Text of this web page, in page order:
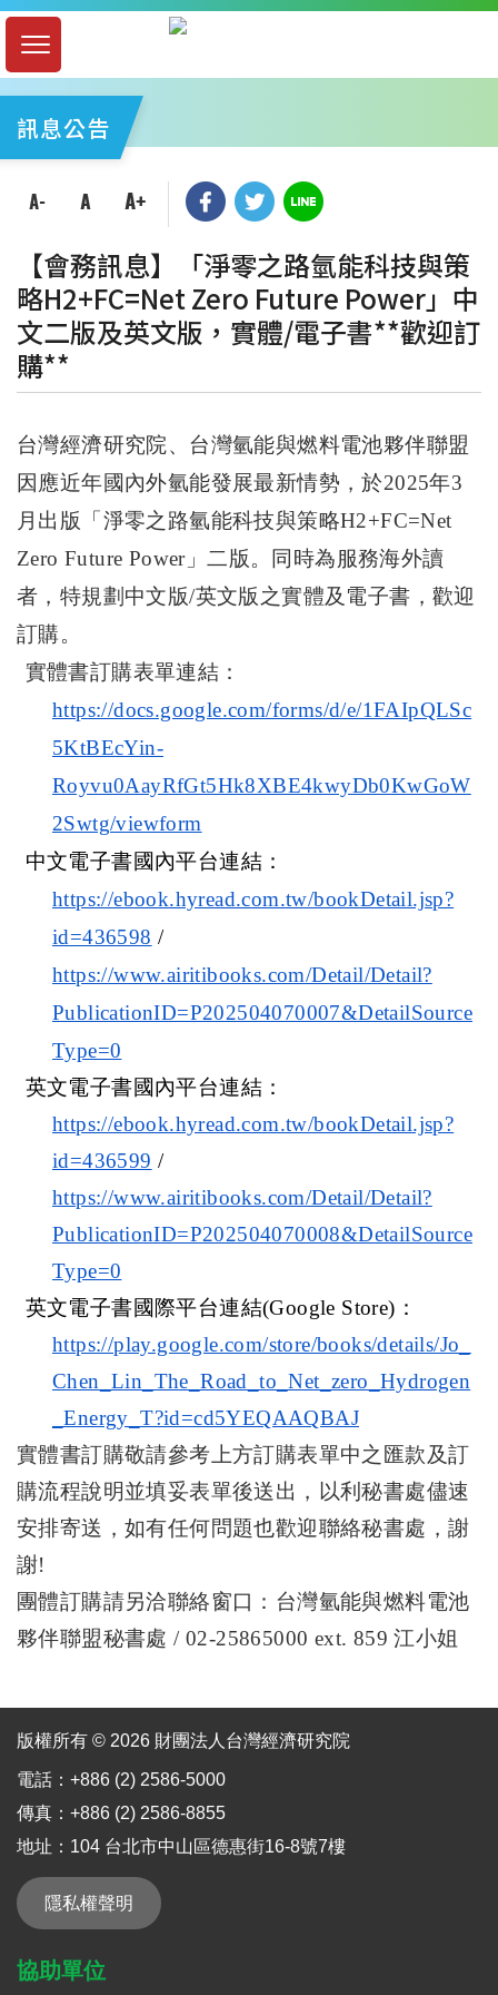
訊息公告
【會務訊息】「淨零之路氫能科技與策
略H2+FC=Net Zero Future Power」中
文二版及英文版，實體/電子書**歡迎訂
購**
台灣經濟研究院、台灣氫能與燃料電池夥伴聯盟
因應近年國內外氫能發展最新情勢，於2025年3
月出版「淨零之路氫能科技與策略H2+FC=Net
Zero Future Power」二版。同時為服務海外讀
者，特規劃中文版/英文版之實體及電子書，歡迎
訂購。
實體書訂購表單連結：
https://docs.google.com/forms/d/e/1FAIpQLSc
5KtBEcYin-
Royvu0AayRfGt5Hk8XBE4kwyDb0KwGoW
2Swtg/viewform
中文電子書國內平台連結：
https://ebook.hyread.com.tw/bookDetail.jsp?
id=436598 /
https://www.airitibooks.com/Detail/Detail?
PublicationID=P202504070007&DetailSource
Type=0
英文電子書國內平台連結：
https://ebook.hyread.com.tw/bookDetail.jsp?
id=436599 /
https://www.airitibooks.com/Detail/Detail?
PublicationID=P202504070008&DetailSource
Type=0
英文電子書國際平台連結(Google Store) ：
https://play.google.com/store/books/details/Jo_
Chen_Lin_The_Road_to_Net_zero_Hydrogen
_Energy_T?id=cd5YEQAAQBAJ
實體書訂購敬請參考上方訂購表單中之匯款及訂
購流程說明並填妥表單後送出，以利秘書處儘速
安排寄送，如有任何問題也歡迎聯絡秘書處，謝
謝!
團體訂購請另洽聯絡窗口：台灣氫能與燃料電池
夥伴聯盟秘書處 / 02-25865000 ext. 859江小姐
版權所有 © 2026 財團法人台灣經濟研究院
電話：+886 (2) 2586-5000
傳真：+886 (2) 2586-8855
地址：104 台北市中山區德惠街16-8號7樓
隱私權聲明
協助單位